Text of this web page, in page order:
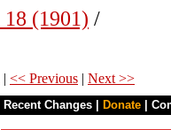
18 (1901) /
| << Previous | Next >>
Recent Changes Donate